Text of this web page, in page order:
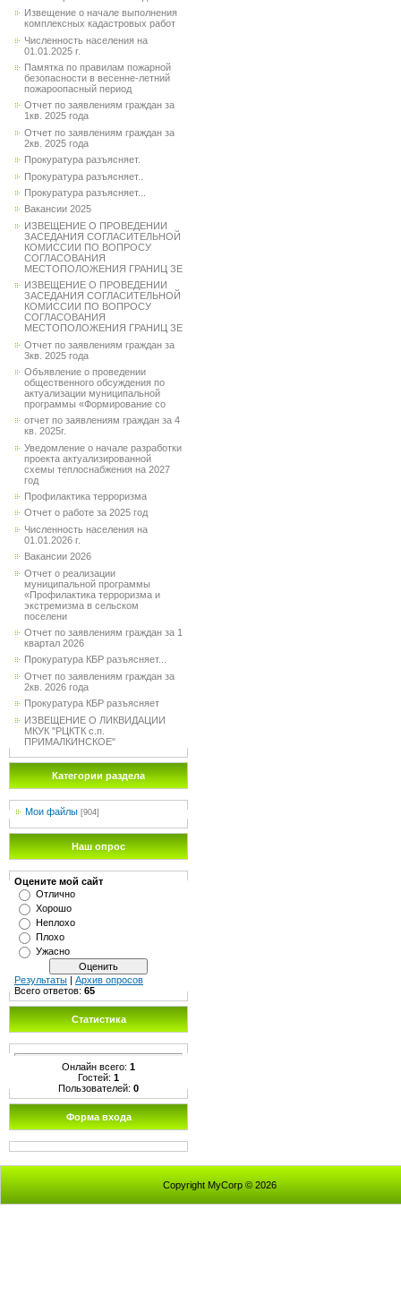
Извещение о начале выполнения
комплексных кадастровых работ
Численность населения на
01.01.2025 г.
Памятка по правилам пожарной
безопасности в весенне-летний
пожароопасный период
Отчет по заявлениям граждан за
1кв. 2025 года
Отчет по заявлениям граждан за
2кв. 2025 года
Прокуратура разъясняет.
Прокуратура разъясняет..
Прокуратура разъясняет...
Вакансии 2025
ИЗВЕЩЕНИЕ О ПРОВЕДЕНИИ
ЗАСЕДАНИЯ СОГЛАСИТЕЛЬНОЙ
КОМИССИИ ПО ВОПРОСУ
СОГЛАСОВАНИЯ
МЕСТОПОЛОЖЕНИЯ ГРАНИЦ ЗЕ
ИЗВЕЩЕНИЕ О ПРОВЕДЕНИИ
ЗАСЕДАНИЯ СОГЛАСИТЕЛЬНОЙ
КОМИССИИ ПО ВОПРОСУ
СОГЛАСОВАНИЯ
МЕСТОПОЛОЖЕНИЯ ГРАНИЦ ЗЕ
Отчет по заявлениям граждан за
3кв. 2025 года
Объявление о проведении
общественного обсуждения по
актуализации муниципальной
программы «Формирование со
отчет по заявлениям граждан за 4
кв. 2025г.
Уведомление о начале разработки
проекта актуализированной
схемы теплоснабжения на 2027
год
Профилактика терроризма
Отчет о работе за 2025 год
Численность населения на
01.01.2026 г.
Вакансии 2026
Отчет о реализации
муниципальной программы
«Профилактика терроризма и
экстремизма в сельском
поселени
Отчет по заявлениям граждан за 1
квартал 2026
Прокуратура КБР разъясняет...
Отчет по заявлениям граждан за
2кв. 2026 года
Прокуратура КБР разъясняет
ИЗВЕЩЕНИЕ О ЛИКВИДАЦИИ
МКУК "РЦКТК с.п.
ПРИМАЛКИНСКОЕ"
Категории раздела
Мои файлы [904]
Наш опрос
Оцените мой сайт
Отлично
Хорошо
Неплохо
Плохо
Ужасно
Результаты | Архив опросов
Всего ответов: 65
Статистика
Онлайн всего: 1
Гостей: 1
Пользователей: 0
Форма входа
Copyright MyCorp © 2026